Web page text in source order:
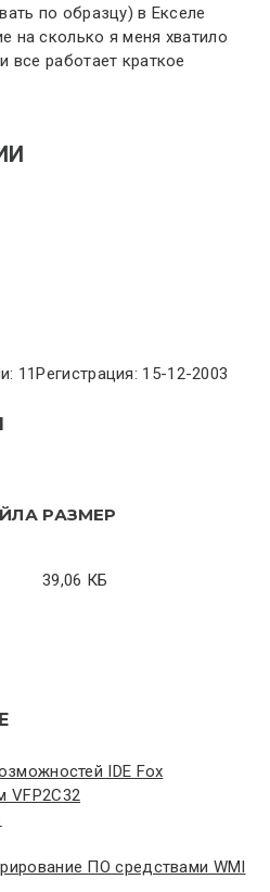
по образцу) в Екселе
на сколько я меня хватило
все работает краткое
11Регистрация: 15-12-2003
РАЗМЕР
39,06 КБ
IDE Fox
VFP2C32
ПО средствами WMI